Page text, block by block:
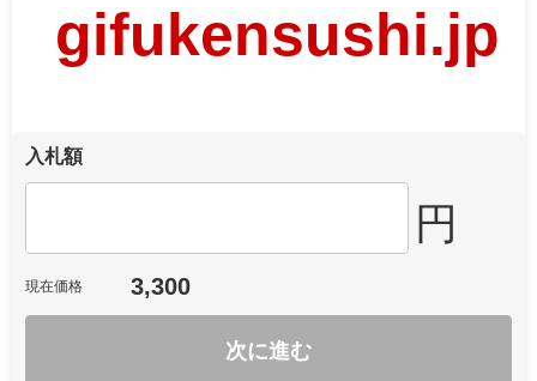
gifukensushi.jp
入札額
円
現在価格 3,300
次に進む